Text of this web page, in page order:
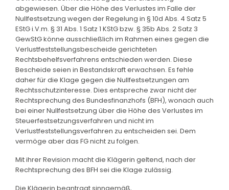
abgewiesen. Über die Höhe des Verlustes im Falle der
Nullfestsetzung wegen der Regelung in § 10d Abs. 4 Satz 5
EStG i.V.m. § 31 Abs. 1 Satz 1 KStG bzw. § 35b Abs. 2 Satz 3
GewStG könne ausschließlich im Rahmen eines gegen die
Verlustfeststellungsbescheide gerichteten
Rechtsbehelfsverfahrens entschieden werden. Diese
Bescheide seien in Bestandskraft erwachsen. Es fehle
daher für die Klage gegen die Nullfestsetzungen am
Rechtsschutzinteresse. Dies entspreche zwar nicht der
Rechtsprechung des Bundesfinanzhofs (BFH), wonach auch
bei einer Nullfestsetzung über die Höhe des Verlustes im
Steuerfestsetzungsverfahren und nicht im
Verlustfeststellungsverfahren zu entscheiden sei. Dem
vermöge aber das FG nicht zu folgen.
Mit ihrer Revision macht die Klägerin geltend, nach der
Rechtsprechung des BFH sei die Klage zulässig.